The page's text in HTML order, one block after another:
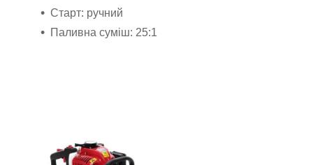
Старт: ручний
Паливна суміш: 25:1